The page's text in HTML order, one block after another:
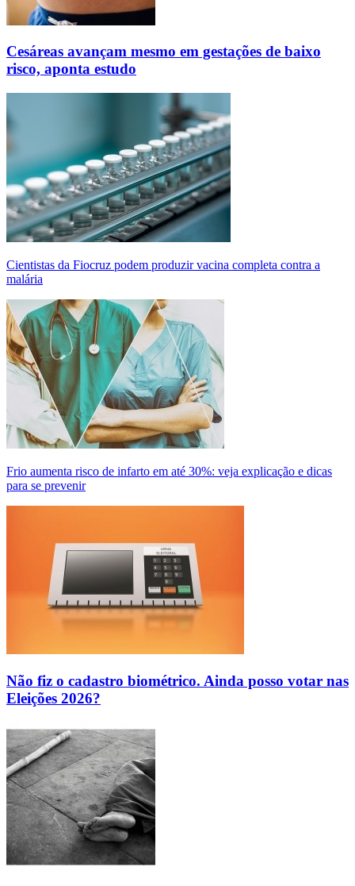
Cesáreas avançam mesmo em gestações de baixo
risco, aponta estudo
Cientistas da Fiocruz podem produzir vacina completa contra a
malária
Frio aumenta risco de infarto em até 30%: veja explicação e dicas
para se prevenir
Não fiz o cadastro biométrico. Ainda posso votar nas
Eleições 2026?